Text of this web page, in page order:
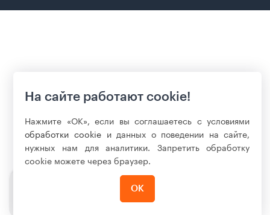
На сайте работают cookie!
Нажмите «ОК», если вы соглашаетесь с условиями
обработки cookie и данных о поведении на сайте,
нужных нам для аналитики. Запретить обработку
cookie можете через браузер.
ОК